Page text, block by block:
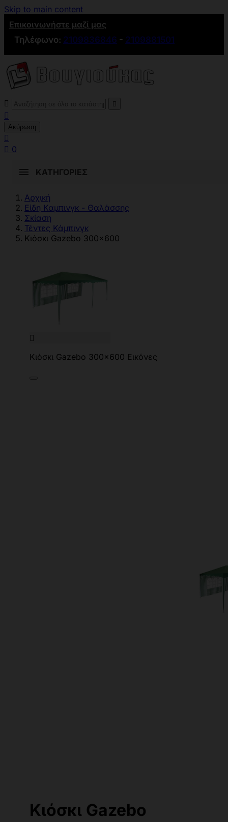
Skip to main content
Επικοινωνήστε μαζί μας
Τηλέφωνο: 2109836846 - 2109881501
 

Ακύρωση

 0
ΚΑΤΗΓΟΡΊΕΣ
Αρχική
Είδη Καμπινγκ - Θαλάσσης
Σκίαση
Τέντες Κάμπινγκ
Κιόσκι Gazebo 300x600

Κιόσκι Gazebo 300x600 Εικόνες
Κιόσκι Gazebo